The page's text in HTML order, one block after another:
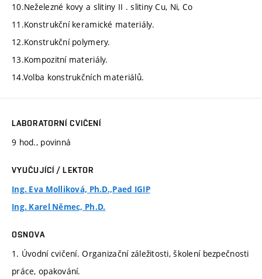
10.Neželezné kovy a slitiny II . slitiny Cu, Ni, Co
11.Konstrukční keramické materiály.
12.Konstrukční polymery.
13.Kompozitní materiály.
14.Volba konstrukčních materiálů.
LABORATORNÍ CVIČENÍ
9 hod., povinná
VYUČUJÍCÍ / LEKTOR
Ing. Eva Molliková, Ph.D.,Paed IGIP
Ing. Karel Němec, Ph.D.
OSNOVA
1. Úvodní cvičení. Organizační záležitosti, školení bezpečnosti
práce, opakování.